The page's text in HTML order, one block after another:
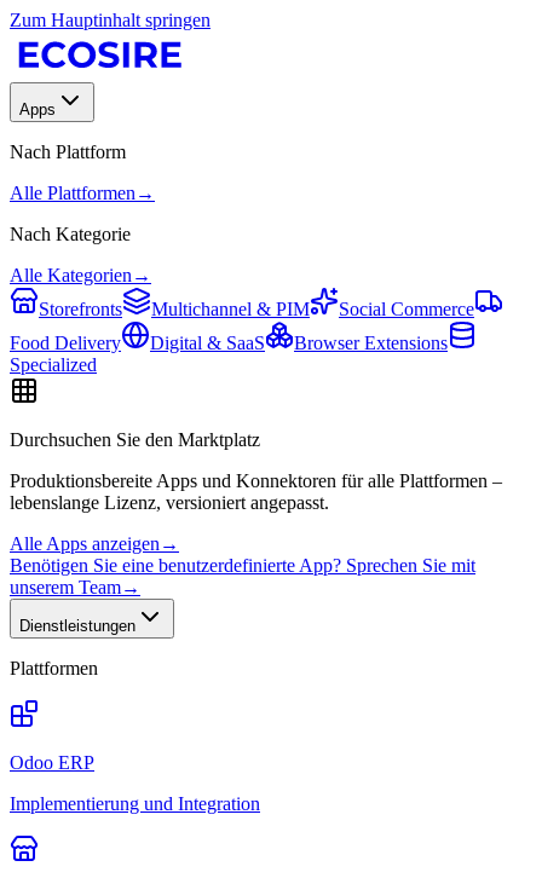
Zum Hauptinhalt springen
Apps
Nach Plattform
Alle Plattformen →
Nach Kategorie
Alle Kategorien →
Storefronts
Multichannel & PIM
Social Commerce
Food Delivery
Digital & SaaS
Browser Extensions
Specialized
Durchsuchen Sie den Marktplatz
Produktionsbereite Apps und Konnektoren für alle Plattformen –
lebenslange Lizenz, versioniert angepasst.
Alle Apps anzeigen →
Benötigen Sie eine benutzerdefinierte App? Sprechen Sie mit
unserem Team→
Dienstleistungen
Plattformen
Odoo ERP
Implementierung und Integration